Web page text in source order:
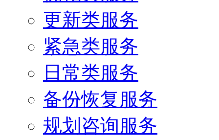
更新类服务
紧急类服务
日常类服务
备份恢复服务
规划咨询服务